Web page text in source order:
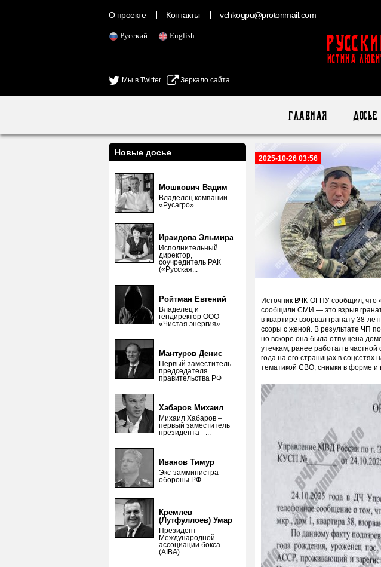
О проекте Контакты vchkogpu@protonmail.com
Русский English
Мы в Twitter Зеркало сайта
ИСТИНА
Главная Досье
Новые досье
Мошкович Вадим
Владелец компании
«Русагро»
Ираидова Эльмира
Исполнительный
директор,
соучредитель РАК
(«Русская...
Ройтман Евгений
Владелец и
гендиректор ООО
«Чистая энергия»
Мантуров Денис
Первый заместитель
председателя
правительства РФ
Хабаров Михаил
Михаил Хабаров –
первый заместитель
президента –...
Иванов Тимур
Экс-замминистра
обороны РФ
Кремлев
(Лутфуллоев) Умар
Президент
Международной
ассоциации бокса
(AIBA)
2025-10-26 03:56
Источник ВЧК-ОГПУ сообщил, что
сообщили СМИ — это взрыв
в квартире взорвал гранату 38-
ссоры с женой. В результате ЧП
но вскоре она была отпущена
утечкам, ранее работал в
года на его страницах в соцсетях
тематикой СВО, снимки в форме и